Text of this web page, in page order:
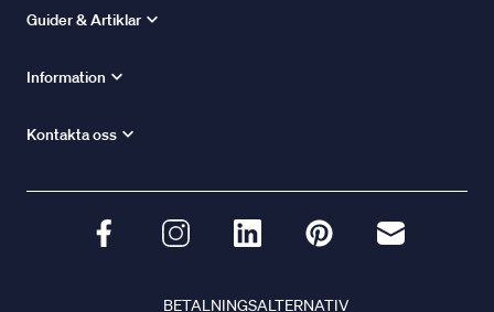
Guider & Artiklar
Information
Kontakta oss
BETALNINGSALTERNATIV